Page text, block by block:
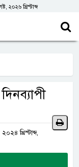
২০২৬ খ্রিস্টাব্দ
খ্রিস্টাব্দ,